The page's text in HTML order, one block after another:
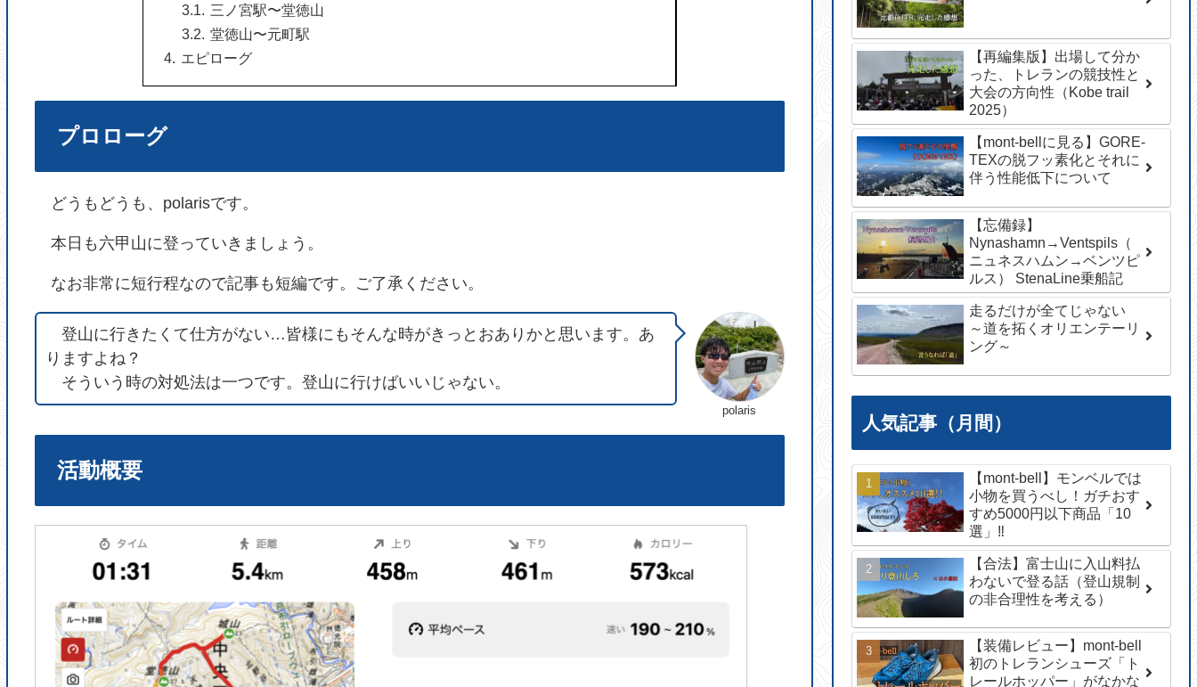
三ノ宮駅〜堂徳山
堂徳山〜元町駅
エピローグ
プロローグ
どうもどうも、polarisです。
本日も六甲山に登っていきましょう。
なお非常に短行程なので記事も短編です。ご了承ください。
polaris
登山に行きたくて仕方がない…皆様にもそんな時がきっとおありかと思います。あ
りますよね？
そういう時の対処法は一つです。登山に行けばいいじゃない。
活動概要
【再編集版】出場して分か
った、トレランの競技性と
大会の方向性（Kobe trail
2025）
【mont-bellに見る】GORE-
TEXの脱フッ素化とそれに
伴う性能低下について
【忘備録】
Nynashamn→Ventspils（
ニュネスハムン→ベンツピ
ルス） StenaLine乗船記
走るだけが全てじゃない
～道を拓くオリエンテーリ
ング～
人気記事（月間）
【mont-bell】モンベルでは
小物を買うべし！ガチおす
すめ5000円以下商品「10
選」‼︎
【合法】富士山に入山料払
わないで登る話（登山規制
の非合理性を考える）
【装備レビュー】mont-bell
初のトレランシューズ「ト
レールホッパー」がなかな